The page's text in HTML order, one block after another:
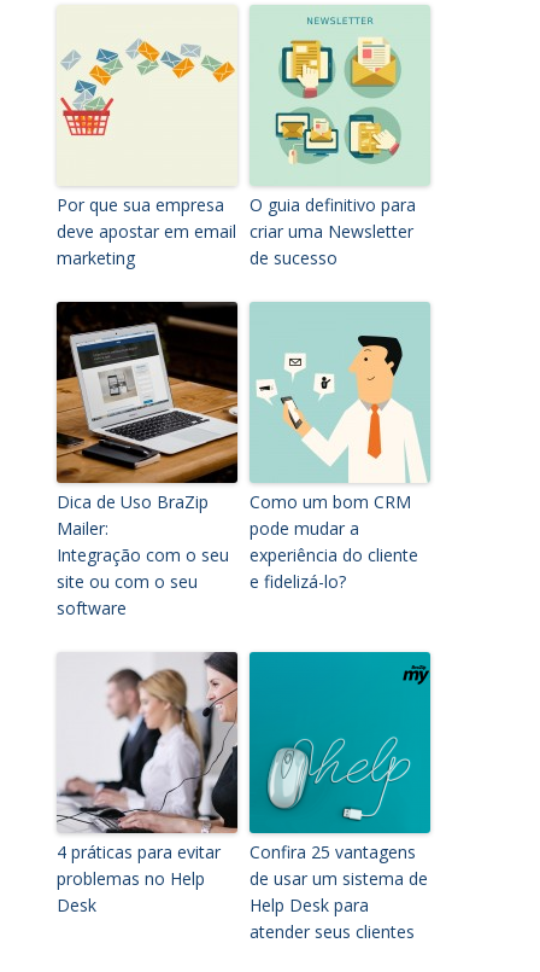
Por que sua empresa
deve apostar em email
marketing
O guia definitivo para
criar uma Newsletter
de sucesso
Dica de Uso BraZip
Mailer:
Integração com o seu
site ou com o seu
software
Como um bom CRM
pode mudar a
experiência do cliente
e fidelizá-lo?
4 práticas para evitar
problemas no Help
Desk
Confira 25 vantagens
de usar um sistema de
Help Desk para
atender seus clientes